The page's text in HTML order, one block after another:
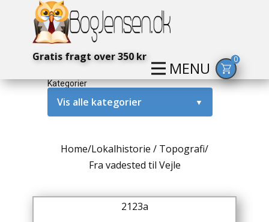
MENU
Gratis fragt over 350 kr 0
Kategorier
Vis alle kategorier ▼
Amerika / USA
Antikke / Specielle Bøger
Home/Lokalhistorie / Topografi/
Fra vadested til Vejle
2123a